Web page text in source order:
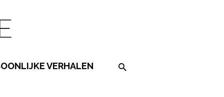
VERHALEN Search on the website